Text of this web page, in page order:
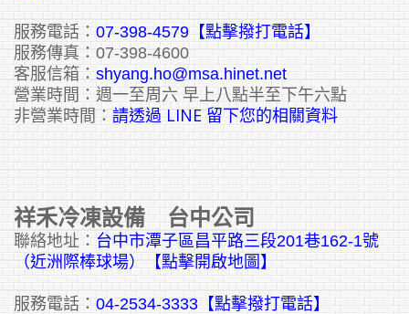
服務電話： 07-398-4579【點擊撥打電話】
服務傳真：07-398-4600
客服信箱： shyang.ho@msa.hinet.net
營業時間：週一至周六 早上八點半至下午六點
非營業時間： 請透過 LINE 留下您的相關資料
祥禾冷凍設備 台中公司
聯絡地址： 台中市潭子區昌平路三段201巷162-1號
（近洲際棒球場）【點擊開啟地圖】
服務電話： 04-2534-3333 【點擊撥打電話】